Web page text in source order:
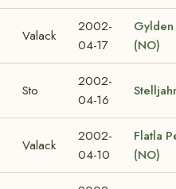
Valack
2002-
04-17
(NO)
Sto
2002-
04-16
Valack
2002-
04-10
Flatla
(NO)